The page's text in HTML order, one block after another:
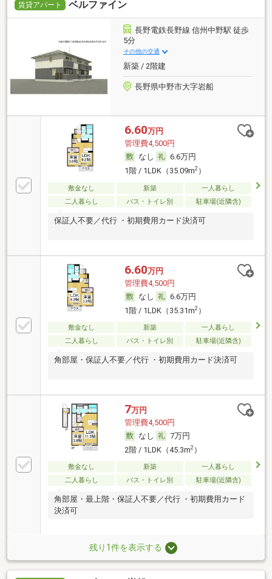
賃貸アパート ベルファイン
長野電鉄長野線 信州中野駅 徒歩
5分
その他の交通
新築 / 2階建
長野県中野市大字岩船
6.60万円
管理費4,500円
なし
6.6万円
1階 / 1LDK（35.09m2）
敷金なし 新築
一人暮らし
二人暮らし
バス・トイレ別 駐車場(近隣含)
保証人不要／代行 ・初期費用カード決済可
6.60万円
管理費4,500円
なし
6.6万円
1階 / 1LDK（35.31m2）
敷金なし 新築
一人暮らし
二人暮らし
バス・トイレ別 駐車場(近隣含)
角部屋・保証人不要／代行 ・初期費用カード決済可
7万円
管理費4,500円
なし
7万円
2階 / 1LDK（45.3m2）
敷金なし 新築
一人暮らし
二人暮らし
バス・トイレ別 駐車場(近隣含)
角部屋・最上階・保証人不要／代行 ・初期費用カード
決済可
残り1件を表示する